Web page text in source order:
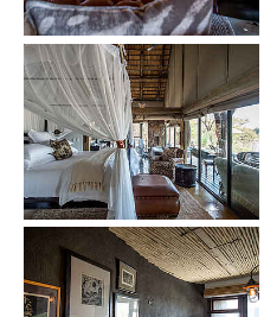
Show larger version
Show larger version